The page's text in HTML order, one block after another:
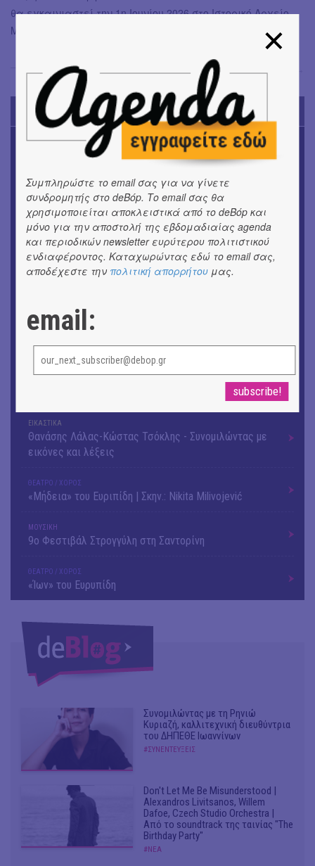
θα εγκαινιαστεί την 1η Ιουνίου 2026 στο Ιστορικό Αρχείο-
Μουσείο Ύδρας.
TODAY'S EVENTS
ΜΟΥΣΙΚΗ
16o Samos Young Artists Festival
OUTDΟORS
ANILIO PARK FESTIVAL 2026
ΜΟΥΣΙΚΗ
Το 6ο Kournos Music Festival στη Λήμνο
ΘΕΑΤΡΟ / ΧΟΡΟΣ
Ομαδική έκθεση | Προσωρινά για Πάντα
ΕΙΚΑΣΤΙΚΑ
Θανάσης Λάλας-Κώστας Τσόκλης - Συνομιλώντας με
εικόνες και λέξεις
ΘΕΑΤΡΟ / ΧΟΡΟΣ
«Μήδεια» του Ευριπίδη | Σκην.: Nikita Milivojević
ΜΟΥΣΙΚΗ
9o Φεστιβάλ Στρογγύλη στη Σαντορίνη
ΘΕΑΤΡΟ / ΧΟΡΟΣ
«Ίων» του Ευρυπίδη
Συνομιλώντας με τη Ρηνιώ
Κυριαζή, καλλιτεχνική διευθύντρια
του ΔΗΠΕΘΕ Ιωαννίνων
#ΣΥΝΕΝΤΕΥΞΕΙΣ
Don't Let Me Be Misunderstood |
Alexandros Livitsanos, Willem
Dafoe, Czech Studio Orchestra |
Από το soundtrack της ταινίας "The
Birthday Party"
#ΝΕΑ
Συμπληρώστε το email σας για να γίνετε
συνδρομητής στο deBόp. Το email σας θα
χρησιμοποιείται αποκλειστικά από το deBόp και
μόνο για την αποστολή της εβδομαδιαίας agenda
και περιοδικών newsletter ευρύτερου πολιτιστικού
ενδιαφέροντος. Καταχωρώντας εδώ το email σας,
αποδέχεστε την πολιτική απορρήτου μας.
email: